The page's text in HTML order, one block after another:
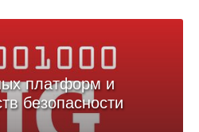
платформ и
безопасности